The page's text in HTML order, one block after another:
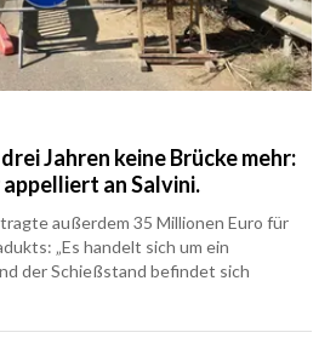
Jahren keine Brücke mehr:
an Salvini.
außerdem 35 Millionen Euro für
„Es handelt sich um ein
der Schießstand befindet sich